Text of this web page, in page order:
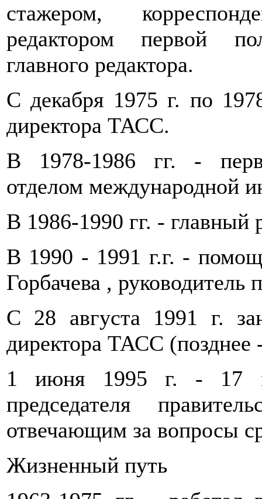
стажером,
редактором первой
главного редактора.
С декабря 1975 г. по
директора ТАСС.
В 1978-1986 гг. -
отделом
В 1986-1990 гг. - главный
В 1990 - 1991 г.г. -
Горбачева ,
С 28 августа 1991 г.
директора ТАСС
1 июня 1995 г. - 17
председателя
отвечающим за вопросы
Жизненный путь